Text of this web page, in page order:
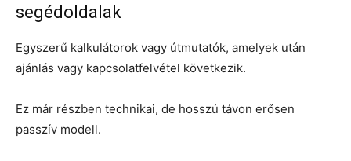
segédoldalak
Egyszerű kalkulátorok vagy útmutatók, amelyek után
ajánlás vagy kapcsolatfelvétel következik.
Ez már részben technikai, de hosszú távon erősen
passzív modell.